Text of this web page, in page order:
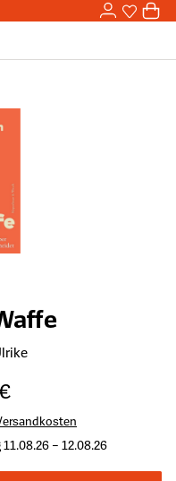
0
– 12.08.26